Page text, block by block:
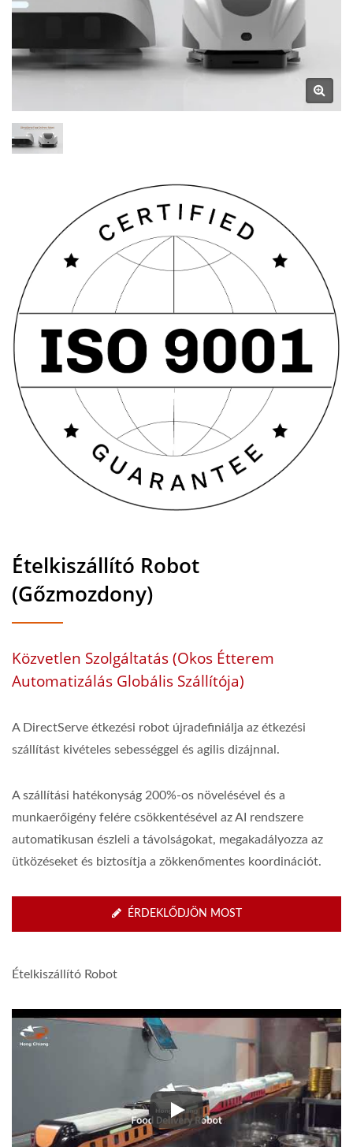
Ételkiszállító Robot
(Gőzmozdony)
Közvetlen Szolgáltatás (Okos Étterem
Automatizálás Globális Szállítója)
A DirectServe étkezési robot újradefiniálja az étkezési
szállítást kivételes sebességgel és agilis dizájnnal.
A szállítási hatékonyság 200%-os növelésével és a
munkaerőigény felére csökkentésével az AI rendszere
automatikusan észleli a távolságokat, megakadályozza az
ütközéseket és biztosítja a zökkenőmentes koordinációt.
ÉRDEKLŐDJÖN MOST
Ételkiszállító Robot
Ételkiszállító Robot